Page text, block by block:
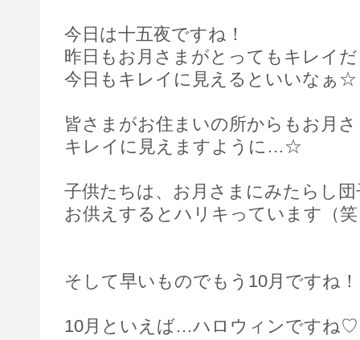
今日は十五夜ですね！
昨日もお月さまがとってもキレイ
今日もキレイに見えるといいなぁ☆
皆さまがお住まいの所からもお月
キレイに見えますように…☆
子供たちは、お月さまにみたらし
お供えするとハリキっています（
そして早いものでもう10月ですね！
10月といえば…ハロウィンですね♡